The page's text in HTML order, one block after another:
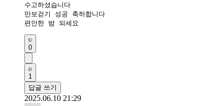
수고하셨습니다
만보걷기 성공 축하합니다
편안한 밤 되세요
0
1
답글 쓰기
2025.06.10 21:29